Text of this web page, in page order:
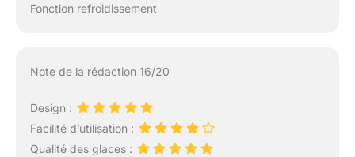
Fonction refroidissement
Note de la rédaction 16/20
Design :
Facilité d’utilisation :
Qualité des glaces :